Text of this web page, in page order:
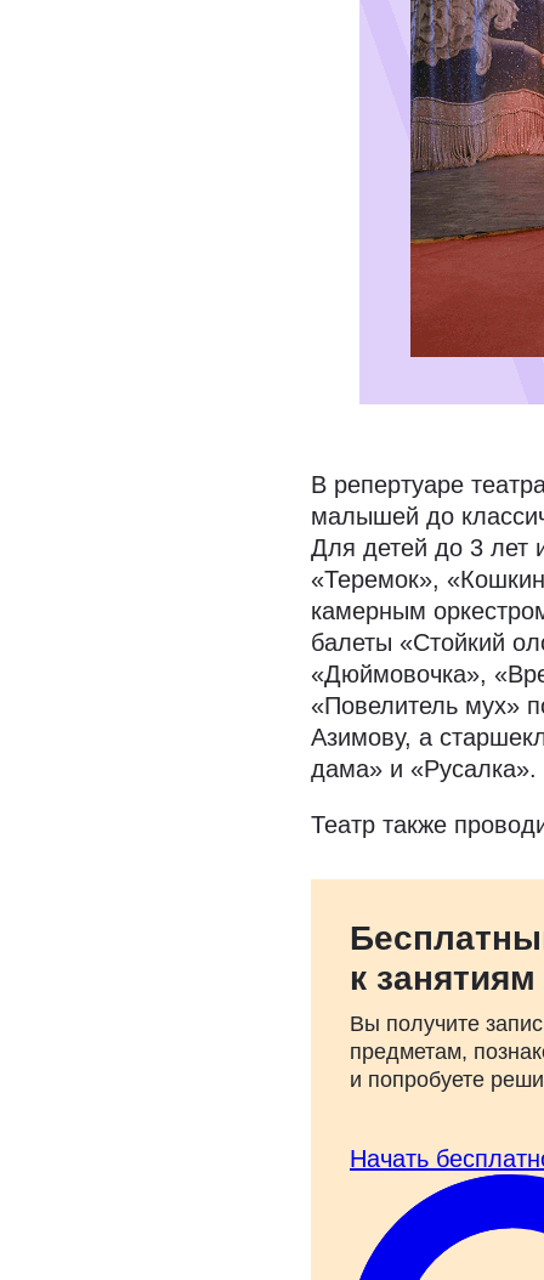
В репертуаре
малышей до
Для детей до 3 лет
«Теремок»,
камерным
балеты «Стойкий
«Дюймовочка»,
«Повелитель мух»
Азимову, а
дама» и «Русалка».
Театр также
к
Вы получите
предметам,
и попробуете
Начать